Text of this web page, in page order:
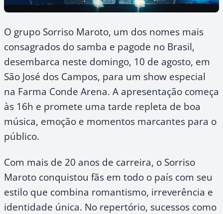
O grupo Sorriso Maroto, um dos nomes mais
consagrados do samba e pagode no Brasil,
desembarca neste domingo, 10 de agosto, em
São José dos Campos, para um show especial
na Farma Conde Arena. A apresentação começa
às 16h e promete uma tarde repleta de boa
música, emoção e momentos marcantes para o
público.
Com mais de 20 anos de carreira, o Sorriso
Maroto conquistou fãs em todo o país com seu
estilo que combina romantismo, irreverência e
identidade única. No repertório, sucessos como